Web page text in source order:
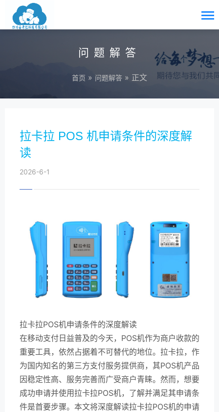
问题解答
首页 » 问题解答 » 正文
拉卡拉 POS 机申请条件的深度解
读
2026-6-1
拉卡拉POS机申请条件的深度解读
在移动支付日益普及的今天，POS机作为商户收款的
重要工具，依然占据着不可替代的地位。拉卡拉，作
为国内知名的第三方支付服务提供商，其POS机产品
因稳定性高、服务完善而广受商户青睐。然而，想要
成功申请并使用拉卡拉POS机，了解并满足其申请条
件是首要步骤。本文将深度解读拉卡拉POS机的申请